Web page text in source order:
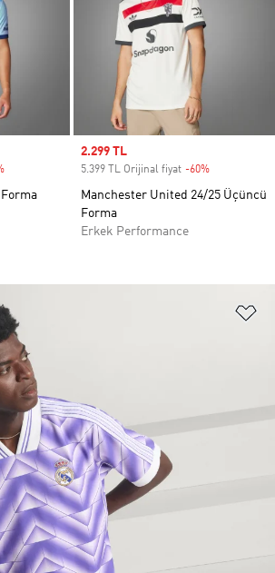
Sale price
2.299 TL
5.399 TL Orijinal fiyat -60%
Manchester United 24/25 Üçüncü
Forma
Erkek Performance